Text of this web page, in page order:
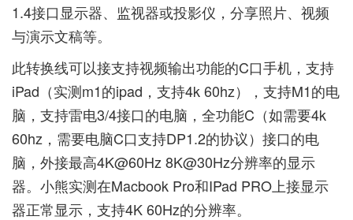
1.4接口显示器、监视器或投影仪，分享照片、视频
与演示文稿等。
此转换线可以接支持视频输出功能的C口手机，支持
iPad（实测m1的ipad，支持4k 60hz），支持M1的电
脑，支持雷电3/4接口的电脑，全功能C（如需要4k
60hz，需要电脑C口支持DP1.2的协议）接口的电
脑，外接最高4K@60Hz 8K@30Hz分辨率的显示
器。小熊实测在Macbook Pro和IPad PRO上接显示
器正常显示，支持4K 60Hz的分辨率。